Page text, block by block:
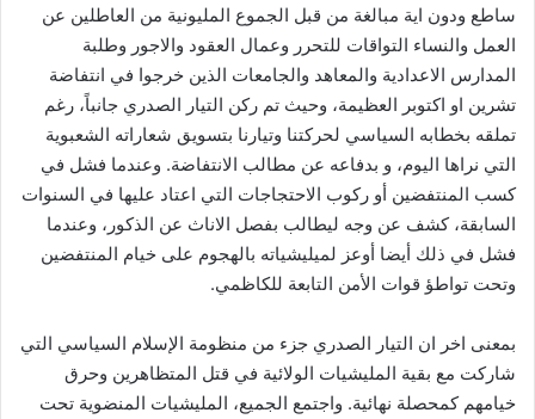
ساطع ودون اية مبالغة من قبل الجموع المليونية من العاطلين عن
العمل والنساء التواقات للتحرر وعمال العقود والاجور وطلبة
المدارس الاعدادية والمعاهد والجامعات الذين خرجوا في انتفاضة
تشرين او اكتوبر العظيمة، وحيث تم ركن التيار الصدري جانباً، رغم
تملقه بخطابه السياسي لحركتنا وتيارنا بتسويق شعاراته الشعبوية
التي نراها اليوم، و بدفاعه عن مطالب الانتفاضة. وعندما فشل في
كسب المنتفضين أو ركوب الاحتجاجات التي اعتاد عليها في السنوات
السابقة، كشف عن وجه ليطالب بفصل الاناث عن الذكور، وعندما
فشل في ذلك أيضا أوعز لميليشياته بالهجوم على خيام المنتفضين
وتحت تواطؤ قوات الأمن التابعة للكاظمي.
بمعنى اخر ان التيار الصدري جزء من منظومة الإسلام السياسي التي
شاركت مع بقية المليشيات الولائية في قتل المتظاهرين وحرق
خيامهم كمحصلة نهائية. واجتمع الجميع، المليشيات المنضوية تحت